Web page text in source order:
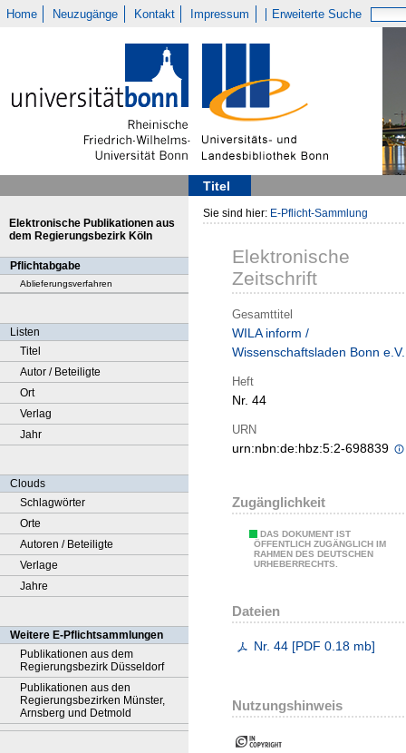
Home Neuzugänge Kontakt Impressum Erweiterte Suche
Titel
Elektronische Publikationen aus
dem Regierungsbezirk Köln
Pflichtabgabe
Ablieferungsverfahren
Listen
Titel
Autor / Beteiligte
Ort
Verlag
Jahr
Clouds
Schlagwörter
Orte
Autoren / Beteiligte
Verlage
Jahre
Weitere E-Pflichtsammlungen
Publikationen aus dem
Regierungsbezirk Düsseldorf
Publikationen aus den
Regierungsbezirken Münster,
Arnsberg und Detmold
Sie sind hier: E-Pflicht-Sammlung
Elektronische
Zeitschrift
Gesamttitel
WILA inform /
Wissenschaftsladen Bonn e.V.
Heft
Nr. 44
URN
urn:nbn:de:hbz:5:2-698839
Zugänglichkeit
DAS DOKUMENT IST
ÖFFENTLICH ZUGÄNGLICH IM
RAHMEN DES DEUTSCHEN
URHEBERRECHTS.
Dateien
Nr. 44 [PDF 0.18 mb]
Nutzungshinweis